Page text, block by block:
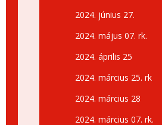
2024. június 27.
2024. május 07. rk.
2024. április 25
2024. március 25. rk
2024. március 28
2024. március 07. rk.